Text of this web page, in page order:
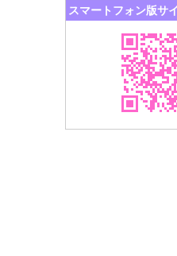
スマートフォン版サ